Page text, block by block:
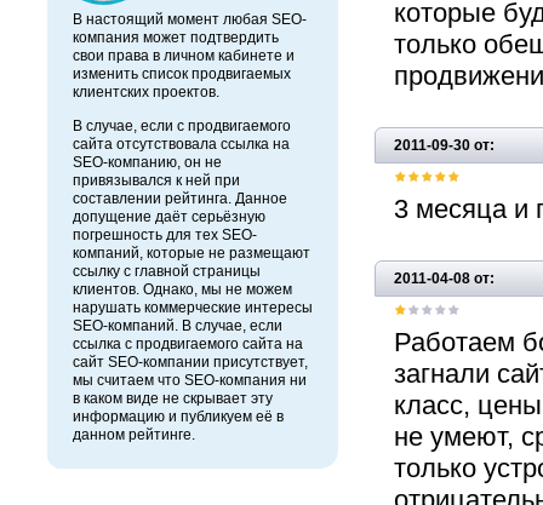
В настоящий момент любая SEO-
компания может подтвердить
свои права в личном кабинете и
изменить список продвигаемых
клиентских проектов.
В случае, если с продвигаемого
сайта отсутствовала ссылка на
SEO-компанию, он не
привязывался к ней при
составлении рейтинга. Данное
допущение даёт серьёзную
погрешность для тех SEO-
компаний, которые не размещают
ссылку с главной страницы
клиентов. Однако, мы не можем
нарушать коммерческие интересы
SEO-компаний. В случае, если
ссылка с продвигаемого сайта на
сайт SEO-компании присутствует,
мы считаем что SEO-компания ни
в каком виде не скрывает эту
информацию и публикуем её в
данном рейтинге.
которые
только
2011-09-30 от:
3 месяца и
2011-04-08 от:
Работаем
загнали
класс,
не умеют,
только